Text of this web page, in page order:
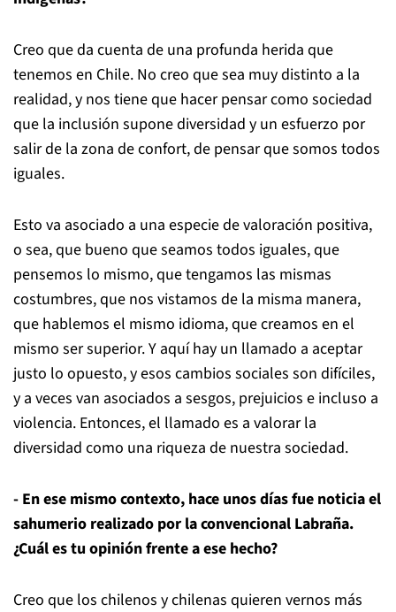
Creo que da cuenta de una profunda herida que
tenemos en Chile. No creo que sea muy distinto a la
realidad, y nos tiene que hacer pensar como sociedad
que la inclusión supone diversidad y un esfuerzo por
salir de la zona de confort, de pensar que somos todos
iguales.
Esto va asociado a una especie de valoración positiva,
o sea, que bueno que seamos todos iguales, que
pensemos lo mismo, que tengamos las mismas
costumbres, que nos vistamos de la misma manera,
que hablemos el mismo idioma, que creamos en el
mismo ser superior. Y aquí hay un llamado a aceptar
justo lo opuesto, y esos cambios sociales son difíciles,
y a veces van asociados a sesgos, prejuicios e incluso a
violencia. Entonces, el llamado es a valorar la
diversidad como una riqueza de nuestra sociedad.
- En ese mismo contexto, hace unos días fue noticia el
sahumerio realizado por la convencional Labraña.
¿Cuál es tu opinión frente a ese hecho?
Creo que los chilenos y chilenas quieren vernos más